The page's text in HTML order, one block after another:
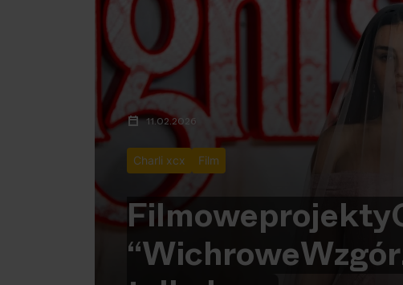
11.02.2026
Charli xcx Film
Filmoweprojekty
“Wichrowe